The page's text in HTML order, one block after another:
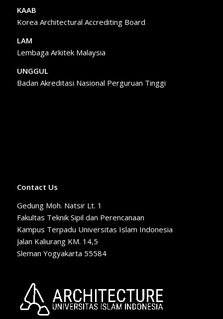
KAAB
Korea Architectural Accrediting Board
LAM
Lembaga Arkitek Malaysia
UNGGUL
Badan Akreditasi Nasional Perguruan Tinggi
Contact Us
Gedung Moh. Natsir Lt. 1
Fakultas Teknik Sipil dan Perencanaan
Kampus Terpadu Universitas Islam Indonesia
Jalan Kaliurang KM. 14,5
Sleman Yogyakarta 55584